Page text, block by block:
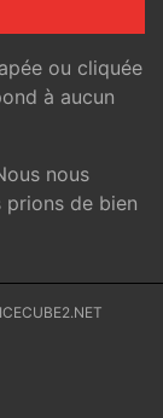
ou cliquée
à aucun
nous
prions de bien